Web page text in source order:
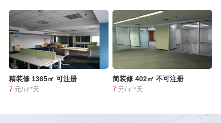
精装修 1365㎡ 可注册
7 元/㎡*天
简装修 402㎡ 不可注册
7 元/㎡*天